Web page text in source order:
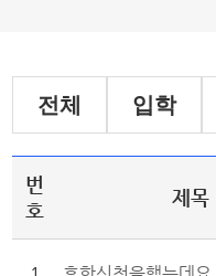
전체 입학
번
호
제목